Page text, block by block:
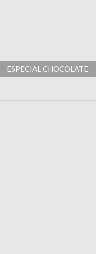
ESPECIAL CHOCOLATE